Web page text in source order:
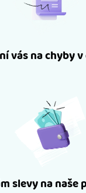
vás na chyby
slevy na naše